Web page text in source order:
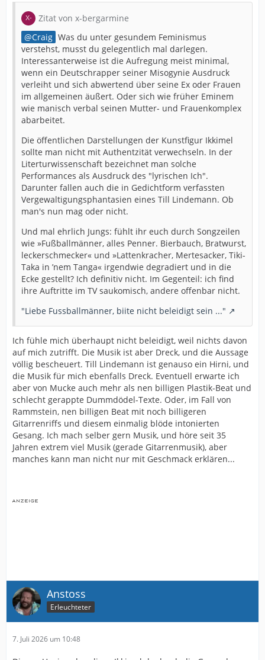
Zitat von x-bergarmine
Craig Was du unter gesundem Feminismus
verstehst, musst du gelegentlich mal darlegen.
Interessanterweise ist die Aufregung meist minimal,
wenn ein Deutschrapper seiner Misogynie Ausdruck
verleiht und sich abwertend über seine Ex oder Frauen
im allgemeinen äußert. Oder sich wie früher Eminem
wie manisch verbal seinen Mutter- und Frauenkomplex
abarbeitet.
Die öffentlichen Darstellungen der Kunstfigur Ikkimel
sollte man nicht mit Authentzität verwechseln. In der
Literturwissenschaft bezeichnet man solche
Performances als Ausdruck des "lyrischen Ich".
Darunter fallen auch die in Gedichtform verfassten
Vergewaltigungsphantasien eines Till Lindemann. Ob
man's nun mag oder nicht.
Und mal ehrlich Jungs: fühlt ihr euch durch Songzeilen
wie »Fußballmänner, alles Penner. Bierbauch, Bratwurst,
leckerschmecker« und »Lattenkracher, Mertesacker, Tiki-
Taka in ’nem Tanga« irgendwie degradiert und in die
Ecke gestellt? Ich definitiv nicht. Im Gegenteil: ich find
ihre Auftritte im TV saukomisch, andere offenbar nicht.
"Liebe Fussballmänner, biite nicht beleidigt sein ..."
Ich fühle mich überhaupt nicht beleidigt, weil nichts davon
auf mich zutrifft. Die Musik ist aber Dreck, und die Aussage
völlig bescheuert. Till Lindemann ist genauso ein Hirni, und
die Musik für mich ebenfalls Dreck. Eventuell erwarte ich
aber von Mucke auch mehr als nen billigen Plastik-Beat und
schlecht gerappte Dummdödel-Texte. Oder, im Fall von
Rammstein, nen billigen Beat mit noch billigeren
Gitarrenriffs und diesem einmalig blöde intonierten
Gesang. Ich mach selber gern Musik, und höre seit 35
Jahren extrem viel Musik (gerade Gitarrenmusik), aber
manches kann man nicht nur mit Geschmack erklären...
Anstoss
Erleuchteter
7. Juli 2026 um 10:48